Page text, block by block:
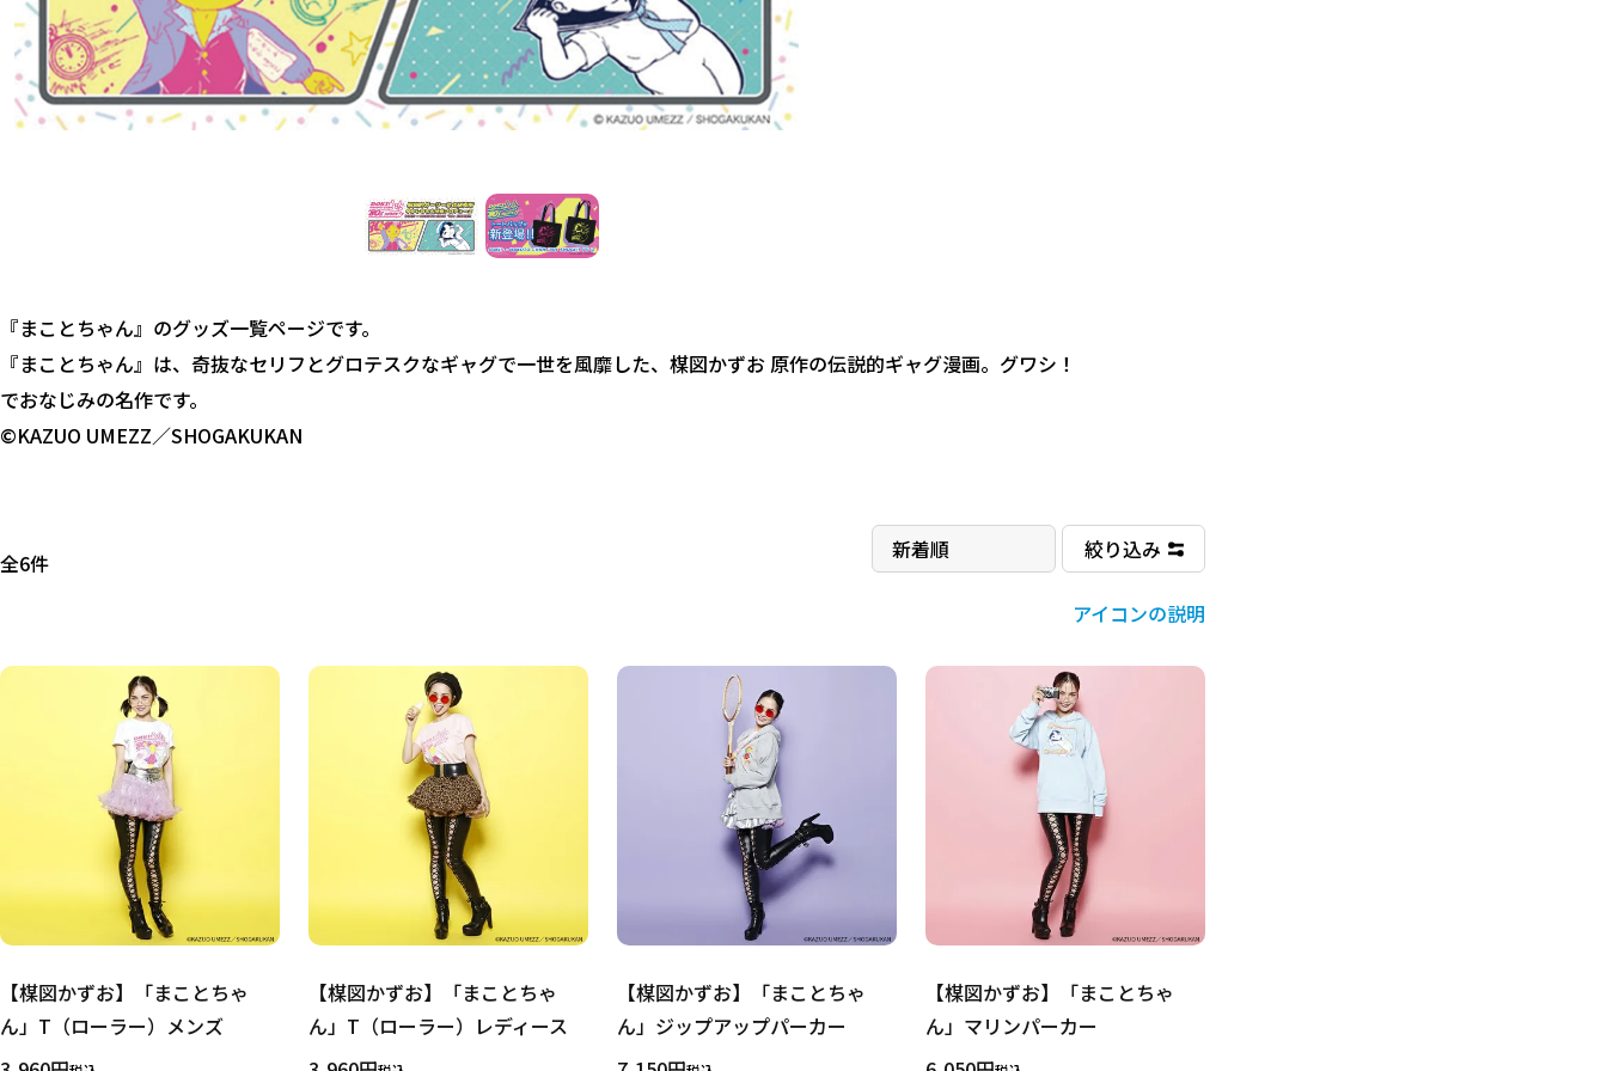
『まことちゃん』のグッズ一覧ページです。
『まことちゃん』は、奇抜なセリフとグロテスクなギャグで一世を風靡した、楳図かずお 原作の伝説的ギャグ漫画。グワシ！
でおなじみの名作です。
©KAZUO UMEZZ／SHOGAKUKAN
全6件 絞り込み
アイコンの説明
【楳図かずお】「まことちゃ
ん」T（ローラー）メンズ
【楳図かずお】「まことちゃ
ん」T（ローラー）レディース
【楳図かずお】「まことちゃ
ん」ジップアップパーカー
【楳図かずお】「まことちゃ
ん」マリンパーカー